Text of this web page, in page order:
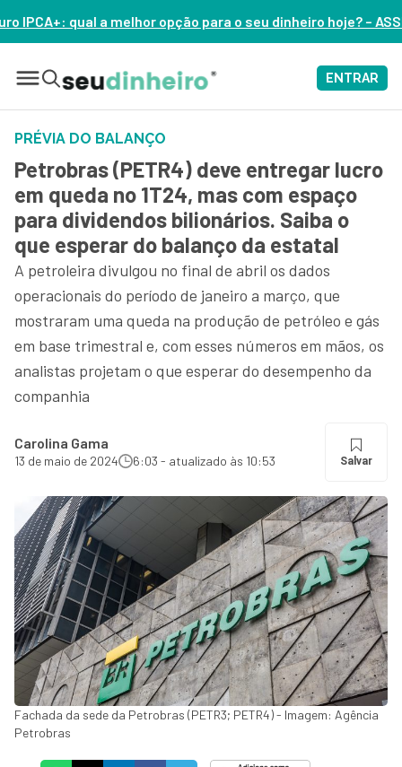
para o seu dinheiro hoje? – ASSISTA AGORA
ENTRAR
PRÉVIA DO BALANÇO
Petrobras (PETR4) deve entregar lucro
em queda no 1T24, mas com espaço
para dividendos bilionários. Saiba o
que esperar do balanço da estatal
A petroleira divulgou no final de abril os dados
operacionais do período de janeiro a março, que
mostraram uma queda na produção de petróleo e gás
em base trimestral e, com esses números em mãos, os
analistas projetam o que esperar do desempenho da
companhia
Carolina Gama
13 de maio de 2024 6:03 - atualizado às 10:53 Salvar
Fachada da sede da Petrobras (PETR3; PETR4) - Imagem: Agência
Petrobras